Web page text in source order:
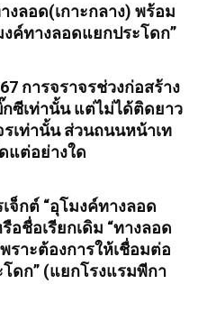
ลอด(เกาะกลาง) พร้อม
ค์ทางลอดแยกประโดก”
การจราจรช่วงก่อสร้าง
ซีเท่านั้น แต่ไม่ได้ติดยาว
เท่านั้น ส่วนถนนหน้าเท
แต่อย่างใด
จ็กต์ “อุโมงค์ทางลอด
อชื่อเรียกเดิม “ทางลอด
ราะต้องการให้เชื่อมต่อ
ดก” (แยกโรงแรมพีกา